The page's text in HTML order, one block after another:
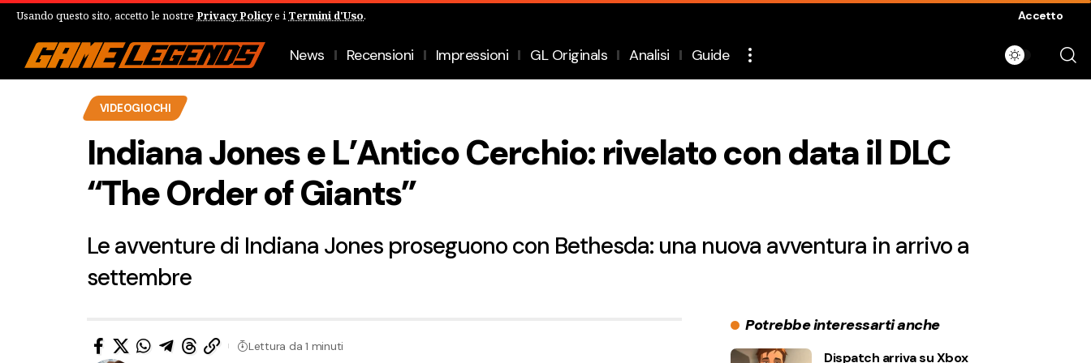
Usando questo sito, accetto le nostre Privacy Policye i Termini d'Uso. Accetto
News Recensioni Impressioni GL Originals Analisi Guide
VIDEOGIOCHI
Indiana Jones e L’Antico Cerchio: rivelato con data il DLC
“The Order of Giants”
Le avventure di Indiana Jones proseguono con Bethesda: una nuova avventura in arrivo a
settembre
Lettura da 1 minuti
Potrebbe interessarti anche
Dispatch arriva su Xbox